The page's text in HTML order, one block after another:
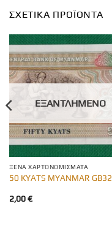
ΣΧΕΤΙΚΆ ΠΡΟΪΌΝΤΑ
ΕΞΑΝΤΛΗΜΈΝΟ
ΞΈΝΑ ΧΑΡΤΟΝΟΜΊΣΜΑΤΑ
50 KYATS MYANMAR GB32
2,00€